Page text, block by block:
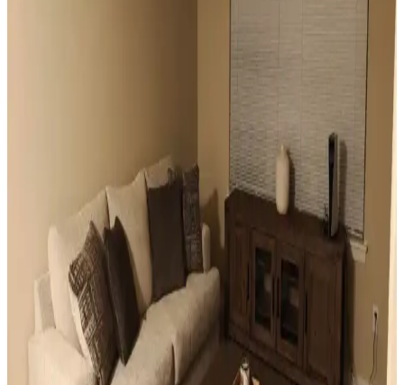
Mutfak Pencereleri İçin Estetik ve Fonksiyonel
Perde ile Jaluzi Seçenekleri
Mutfak pencereleri için perde ve jaluzi seçiminde mevcut pencere
durumu, kullanım alışkanlıkları ve dekorasyon tarzı önemlidir.
Roman storlar, bambu jaluziler ve dekoratif filmler estetik ve
fonksiyonel çözümler sunar.
Sıcak Tonlu Mekanlarda Perde ve Perde Çubuğu
Seçimi İçin Estetik ve Fonksiyonel Rehber
Sıcak beyaz duvarlar ve açık kahverengi zeminlerde perde ve perde
çubuğu seçimi, estetik ve fonksiyonel açıdan mekanın atmosferini